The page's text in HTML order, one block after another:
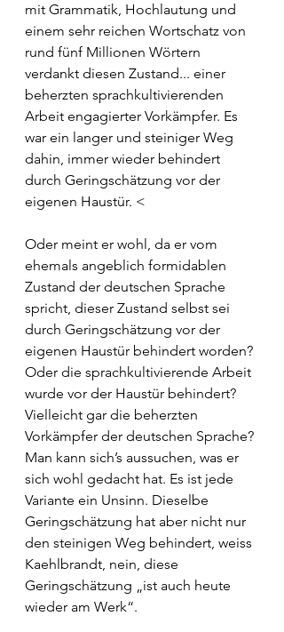
mit Grammatik, Hochlautung und
einem sehr reichen Wortschatz von
rund fünf Millionen Wörtern
verdankt diesen Zustand... einer
beherzten sprachkultivierenden
Arbeit engagierter Vorkämpfer. Es
war ein langer und steiniger Weg
dahin, immer wieder behindert
durch Geringschätzung vor der
eigenen Haustür. <
Oder meint er wohl, da er vom
ehemals angeblich formidablen
Zustand der deutschen Sprache
spricht, dieser Zustand selbst sei
durch Geringschätzung vor der
eigenen Haustür behindert worden?
Oder die sprachkultivierende Arbeit
wurde vor der Haustür behindert?
Vielleicht gar die beherzten
Vorkämpfer der deutschen Sprache?
Man kann sich’s aussuchen, was er
sich wohl gedacht hat. Es ist jede
Variante ein Unsinn. Dieselbe
Geringschätzung hat aber nicht nur
den steinigen Weg behindert, weiss
Kaehlbrandt, nein, diese
Geringschätzung „ist auch heute
wieder am Werk“.